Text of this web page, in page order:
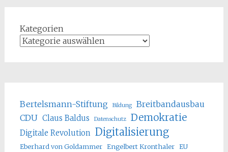
Kategorien
Bertelsmann-Stiftung Bildung
Breitbandausbau
CDU Claus Baldus Datenschutz Demokratie
Digitale Revolution Digitalisierung
Eberhard von Goldammer Engelbert Kronthaler EU